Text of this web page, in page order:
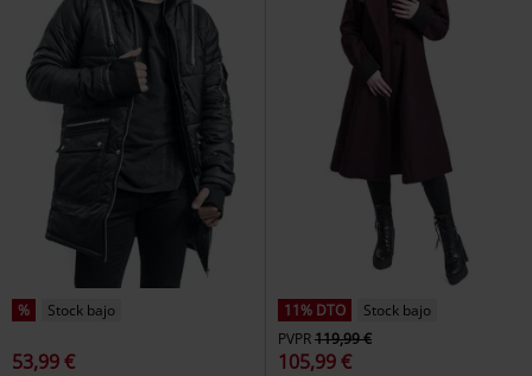
% Stock bajo
53,99 €
11% DTO
Stock bajo
PVPR119,99 €
105,99 €